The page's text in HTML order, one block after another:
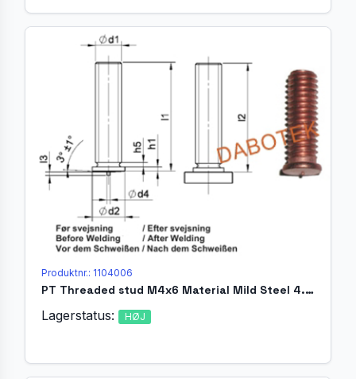
Produktnr.: 1104006
PT Threaded stud M4x6 Material Mild Steel 4.8 acc. EN ISO 13918
Lagerstatus: HØJ